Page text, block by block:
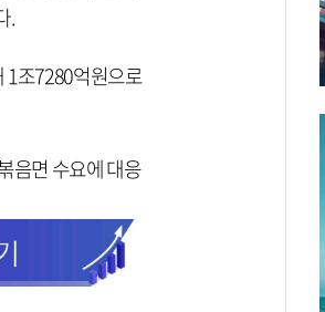
.
1조7280억원으로
음면 수요에 대응